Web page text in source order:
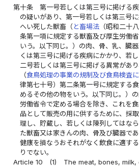
第十条
第一号若しくは第三号に掲げる
の疑いがあり、第一号若しくは第三号
へい死した獣畜（と畜場法 （昭和二十
条第一項に規定する獣畜及び厚生労働
いう。以下同じ。）の肉、骨、乳、臓
くは第三号に掲げる疾病にかかり、若
二号若しくは第三号に掲げる異常があ
（食鳥処理の事業の規制及び食鳥検査
律第七十号）第二条第一号に規定する
めるその他の物をいう。以下同じ。）
労働省令で定める場合を除き、これを
品として販売の用に供するために、採
理し、貯蔵し、若しくは陳列してはな
た獣畜又は家きんの肉、骨及び臓器で
健康を損なうおそれがなく飲食に適す
りでない。
Article 10
(1)
The meat, bones,